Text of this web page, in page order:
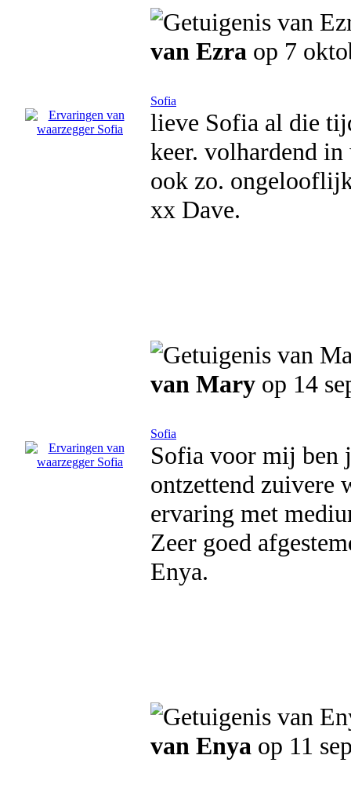
van Ezra op 7
Sofia
lieve Sofia al die
keer. volhardend in
ook zo.
xx Dave.
van Mary op 14
Sofia
Sofia voor mij ben
ontzettend zuivere
ervaring met
Zeer goed
Enya.
van Enya op 11